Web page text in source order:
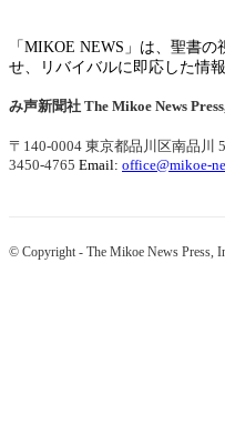
「MIKOE NEWS」は、聖書
せ、リバイバルに即応した情
み声新聞社 The Mikoe News
〒140-0004 東京都品川区南品川
3450-4765 Email: office@mikoe-
© Copyright - The Mikoe News Press,